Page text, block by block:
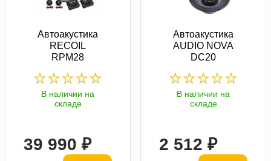
Автоакустика
RECOIL
RPM28
В наличии на
складе
39 990 ₽
Автоакустика
AUDIO NOVA
DC20
В наличии на
складе
2 512 ₽